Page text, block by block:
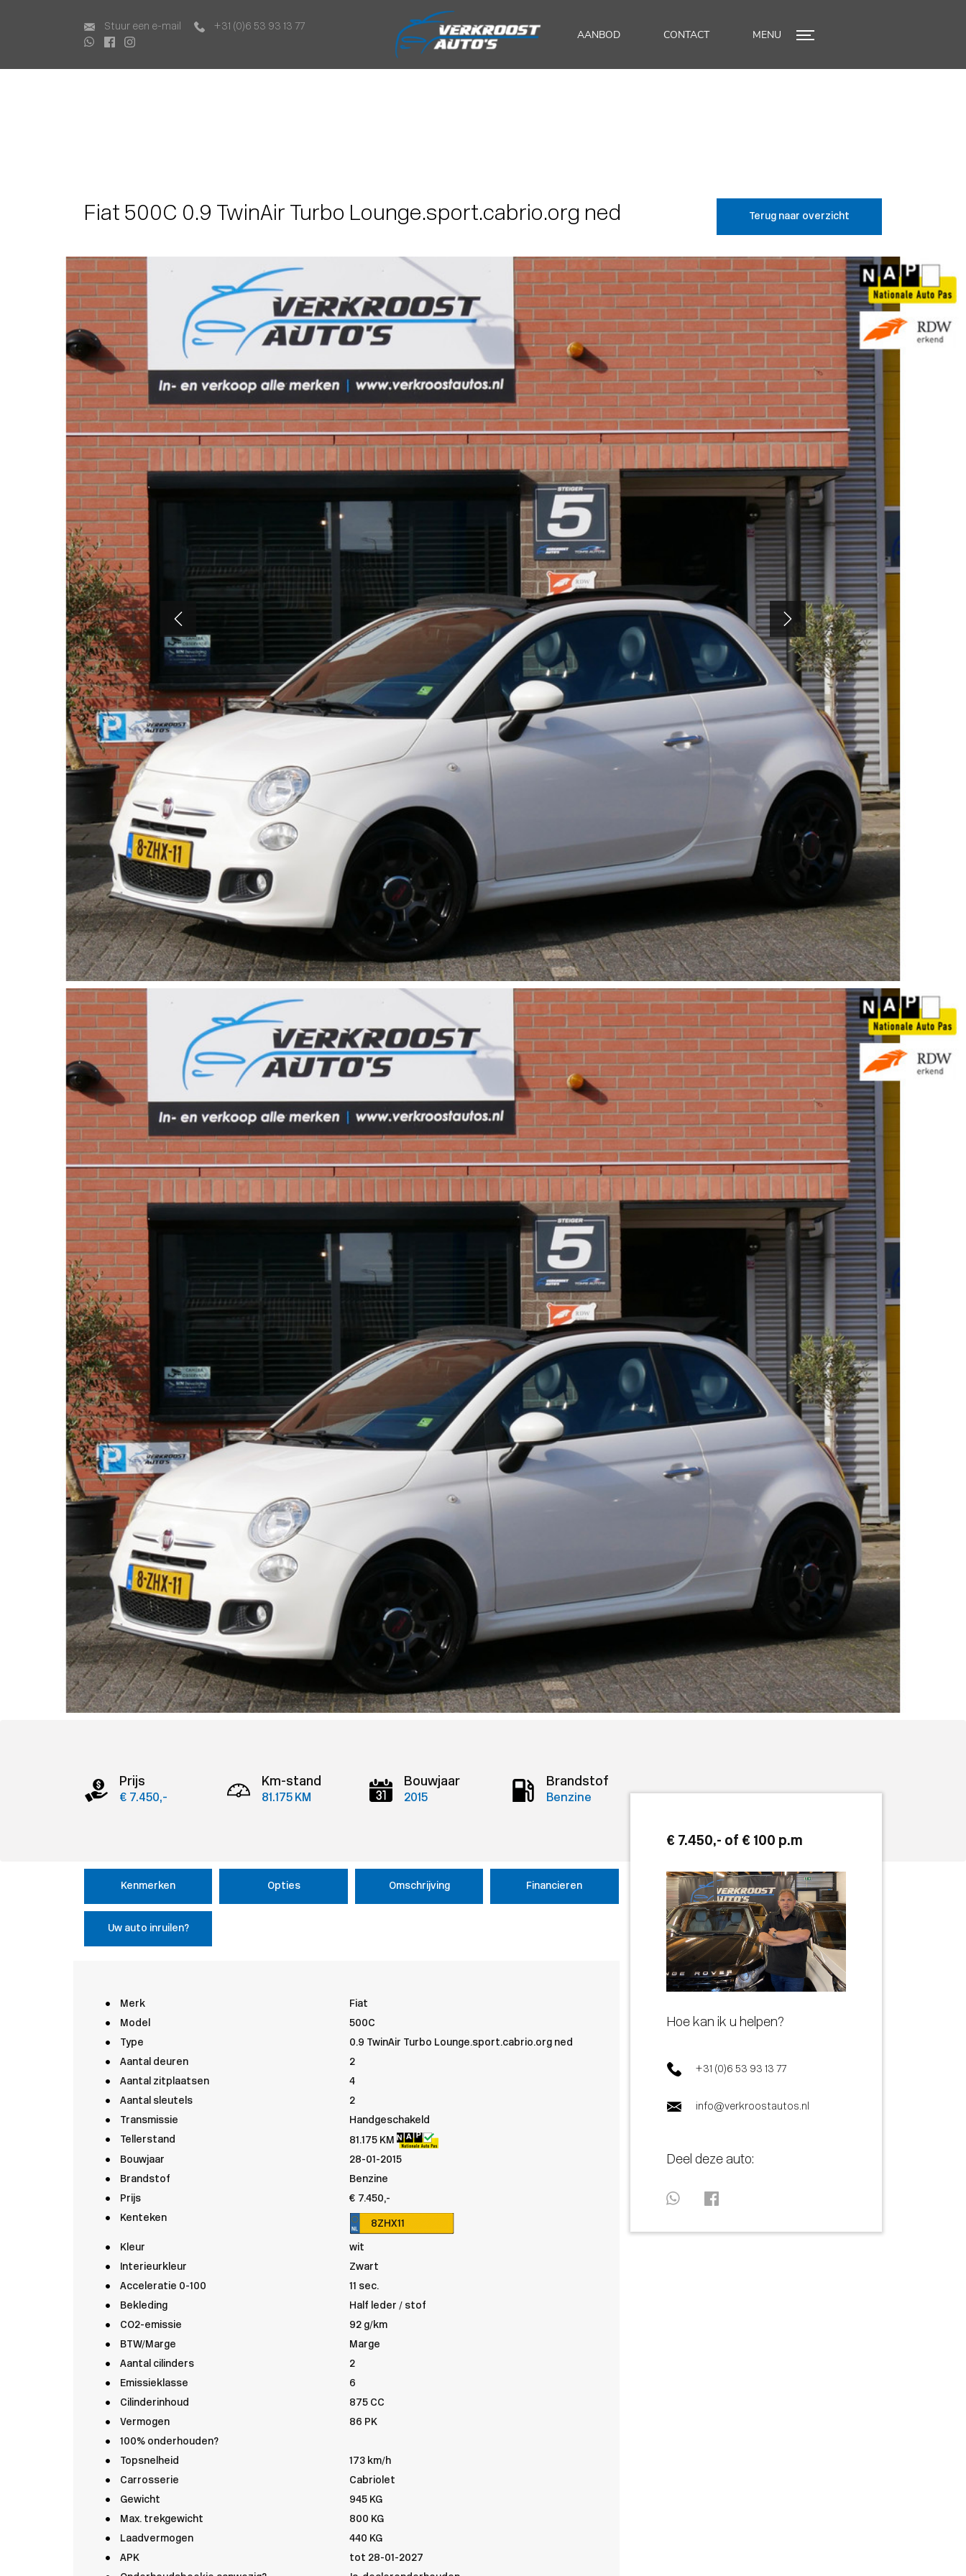
Over ons
Stuur een e-mail +31 (0)6 53 93 13 77
AANBOD CONTACT MENU
Fiat 500C 0.9 TwinAir Turbo Lounge.sport.cabrio.org ned Terug naar overzicht
Prijs
€ 7.450,-
Km-stand
81.175 KM
Bouwjaar
2015
Brandstof
Benzine
Kenmerken Opties Omschrijving Financieren
Uw auto inruilen?
Merk
Fiat
Model
500C
Type
0.9 TwinAir Turbo Lounge.sport.cabrio.org ned
Aantal deuren
2
Aantal zitplaatsen
4
Aantal sleutels
2
Transmissie
Handgeschakeld
Tellerstand
81.175 KM
Bouwjaar
28-01-2015
Brandstof
Benzine
Prijs
€ 7.450,-
Kenteken
8ZHX11
Kleur
wit
Interieurkleur
Zwart
Acceleratie 0-100
11 sec.
Bekleding
Half leder / stof
CO2-emissie
92 g/km
BTW/Marge
Marge
Aantal cilinders
2
Emissieklasse
6
Cilinderinhoud
875 CC
Vermogen
86 PK
100% onderhouden?
Topsnelheid
173 km/h
Carrosserie
Cabriolet
Gewicht
945 KG
Max. trekgewicht
800 KG
Laadvermogen
440 KG
APK
tot 28-01-2027
€ 7.450,- of € 100 p.m
Hoe kan ik u helpen?
+31 (0)6 53 93 13 77
info@verkroostautos.nl
Deel deze auto: